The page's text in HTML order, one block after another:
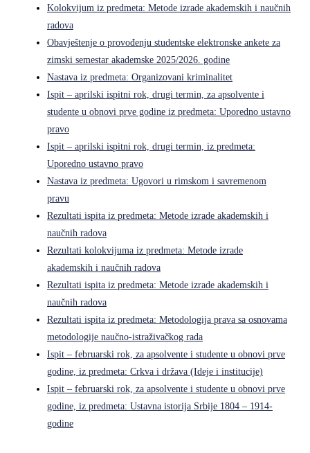
Kolokvijum iz predmeta: Metode izrade akademskih i naučnih
radova
Obavještenje o provođenju studentske elektronske ankete za
zimski semestar akademske 2025/2026. godine
Nastava iz predmeta: Organizovani kriminalitet
Ispit – aprilski ispitni rok, drugi termin, za apsolvente i
studente u obnovi prve godine iz predmeta: Uporedno ustavno
pravo
Ispit – aprilski ispitni rok, drugi termin, iz predmeta:
Uporedno ustavno pravo
Nastava iz predmeta: Ugovori u rimskom i savremenom
pravu
Rezultati ispita iz predmeta: Metode izrade akademskih i
naučnih radova
Rezultati kolokvijuma iz predmeta: Metode izrade
akademskih i naučnih radova
Rezultati ispita iz predmeta: Metode izrade akademskih i
naučnih radova
Rezultati ispita iz predmeta: Metodologija prava sa osnovama
metodologije naučno-istraživačkog rada
Ispit – februarski rok, za apsolvente i studente u obnovi prve
godine, iz predmeta: Crkva i država (Ideje i institucije)
Ispit – februarski rok, za apsolvente i studente u obnovi prve
godine, iz predmeta: Ustavna istorija Srbije 1804 – 1914-
godine